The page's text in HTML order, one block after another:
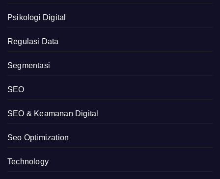
Psikologi Digital
Regulasi Data
Segmentasi
SEO
SEO & Keamanan Digital
Seo Optimization
Technology